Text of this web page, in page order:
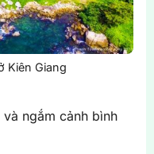
Kiên Giang
ngắm cảnh bình